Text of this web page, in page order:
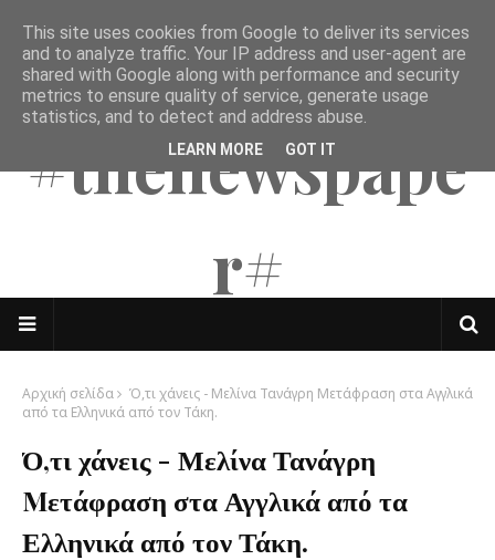
The Mates
#thenewspape
r#
Αρχική σελίδα
Ό,τι χάνεις - Μελίνα Τανάγρη Mετάφραση στα Αγγλικά
από τα Ελληνικά από τον Τάκη.
Ό,τι χάνεις - Μελίνα Τανάγρη
Mετάφραση στα Αγγλικά από τα
Ελληνικά από τον Τάκη.
This site uses cookies from Google to deliver its services
and to analyze traffic. Your IP address and user-agent are
shared with Google along with performance and security
metrics to ensure quality of service, generate usage
statistics, and to detect and address abuse.
LEARN MORE GOT IT